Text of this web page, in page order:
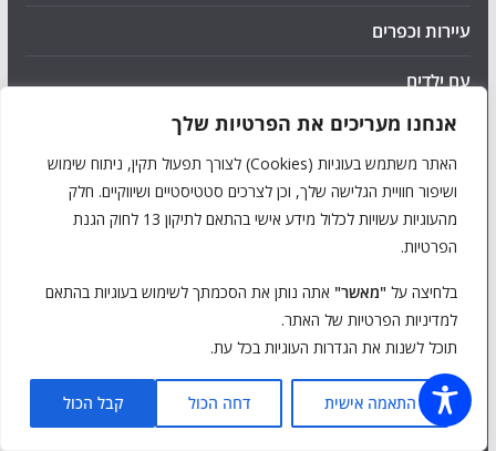
אנחנו מעריכים את הפרטיות שלך
האתר משתמש בעוגיות (Cookies) לצורך תפעול תקין, ניתוח שימוש
ושיפור חוויית הגלישה שלך, וכן לצרכים סטטיסטיים ושיווקיים. חלק
מהעוגיות עשויות לכלול מידע אישי בהתאם לתיקון 13 לחוק הגנת
הפרטיות.
בלחיצה על "מאשר" אתה נותן את הסכמתך לשימוש בעוגיות בהתאם
למדיניות הפרטיות של האתר.
תוכל לשנות את הגדרות העוגיות בכל עת.
התאמה אישית דחה הכול קבל הכול
עיירות וכפרים
עם ילדים
קניות
הצהרת נגישות
פרסמו באתר
צרו קשר
פנו אלינו